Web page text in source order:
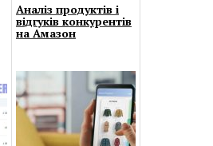
Аналіз продуктів і
відгуків конкурентів
на Амазон